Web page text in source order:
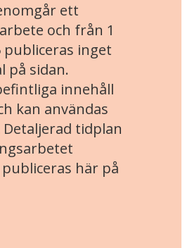
ett
och från 1
publiceras inget
på sidan.
innehåll
kan användas
tidplan
här på